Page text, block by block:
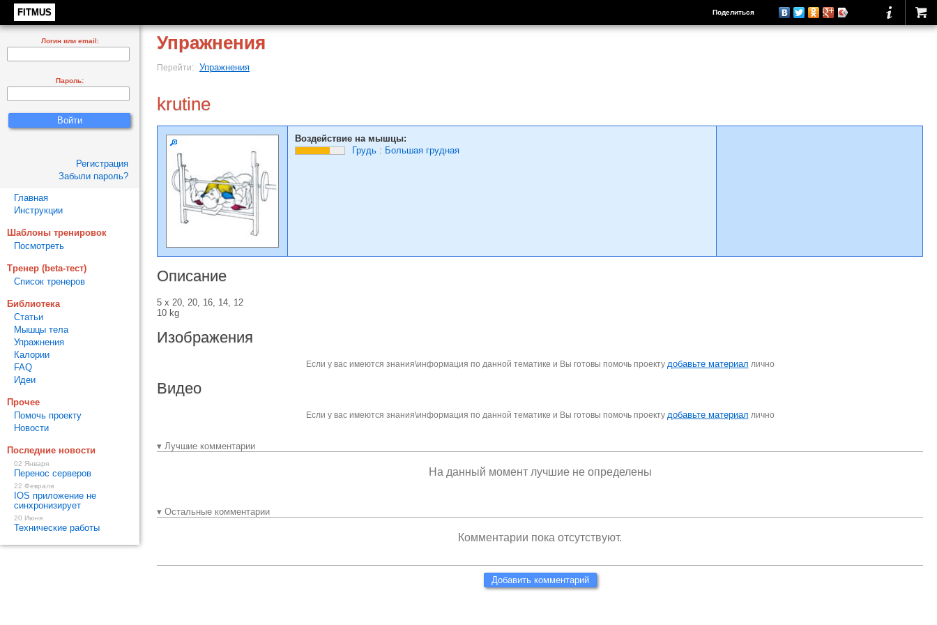
FITMUS Поделиться
Упражнения
Перейти: Упражнения
krutine
Воздействие на мышцы:
Грудь : Большая грудная
Описание
5 х 20, 20, 16, 14, 12
10 kg
Изображения
Если у вас имеются знания\информация по данной тематике и Вы готовы помочь проекту добавьте материал лично
Видео
Если у вас имеются знания\информация по данной тематике и Вы готовы помочь проекту добавьте материал лично
▾ Лучшие комментарии
На данный момент лучшие не определены
▾ Остальные комментарии
Комментарии пока отсутствуют.
Добавить комментарий
Логин или email:
Пароль:
Регистрация
Забыли пароль?
Главная
Инструкции
Шаблоны тренировок
Посмотреть
Тренер (beta-тест)
Список тренеров
Библиотека
Статьи
Мышцы тела
Упражнения
Калории
FAQ
Идеи
Прочее
Помочь проекту
Новости
Последние новости
02 Января
Перенос серверов
22 Февраля
IOS приложение не
синхронизирует
20 Июня
Технические работы